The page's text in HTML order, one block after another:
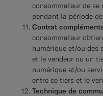
consommateur de
pendant la période
Contrat
consommateur
numérique et/ou des
et le vendeur ou un
numérique et/ou
entre ce tiers et le
Technique de